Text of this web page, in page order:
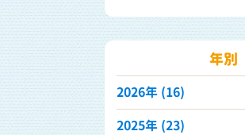
年別
2026年 (16)
2025年 (23)